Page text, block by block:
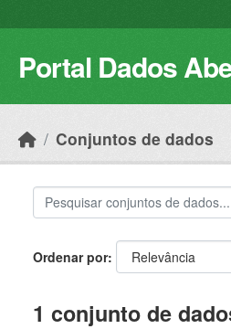
Portal Dados
Conjuntos de dados
Ordenar por
1 conjunto de